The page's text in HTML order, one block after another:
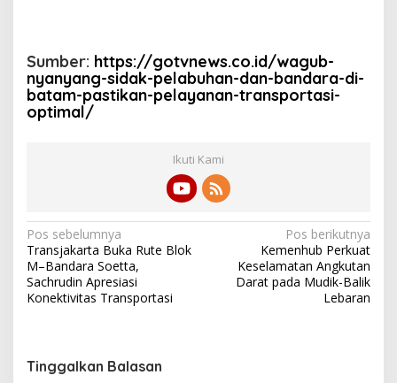
Sumber: https://gotvnews.co.id/wagub-
nyanyang-sidak-pelabuhan-dan-bandara-di-
batam-pastikan-pelayanan-transportasi-
optimal/
Ikuti Kami
N
a
v
a
Pos sebelumnya
Transjakarta Buka Rute Blok
M–Bandara Soetta,
Sachrudin Apresiasi
Konektivitas Transportasi
Pos berikutnya
Kemenhub Perkuat
Keselamatan Angkutan
Darat pada Mudik-Balik
Lebaran
Tinggalkan Balasan